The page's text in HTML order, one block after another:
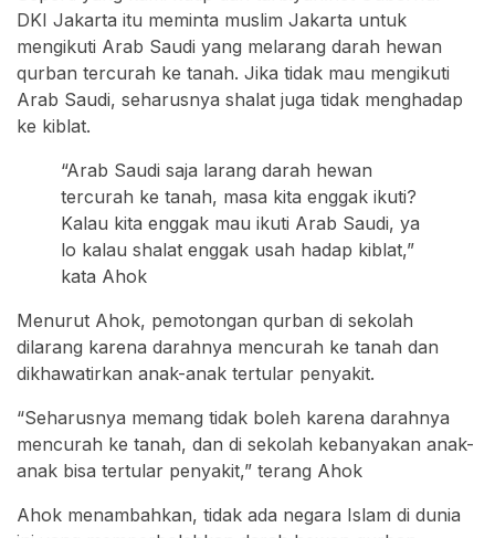
DKI Jakarta itu meminta muslim Jakarta untuk
mengikuti Arab Saudi yang melarang darah hewan
qurban tercurah ke tanah. Jika tidak mau mengikuti
Arab Saudi, seharusnya shalat juga tidak menghadap
ke kiblat.
“Arab Saudi saja larang darah hewan
tercurah ke tanah, masa kita enggak ikuti?
Kalau kita enggak mau ikuti Arab Saudi, ya
lo kalau shalat enggak usah hadap kiblat,”
kata Ahok
Menurut Ahok, pemotongan qurban di sekolah
dilarang karena darahnya mencurah ke tanah dan
dikhawatirkan anak-anak tertular penyakit.
“Seharusnya memang tidak boleh karena darahnya
mencurah ke tanah, dan di sekolah kebanyakan anak-
anak bisa tertular penyakit,” terang Ahok
Ahok menambahkan, tidak ada negara Islam di dunia